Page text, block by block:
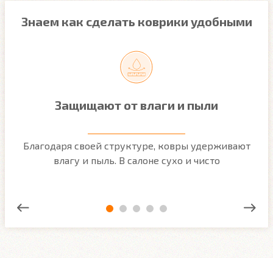
Знаем как сделать коврики удобными
Защищают от влаги и пыли
Благодаря своей структуре, ковры удерживают
влагу и пыль. В салоне сухо и чисто